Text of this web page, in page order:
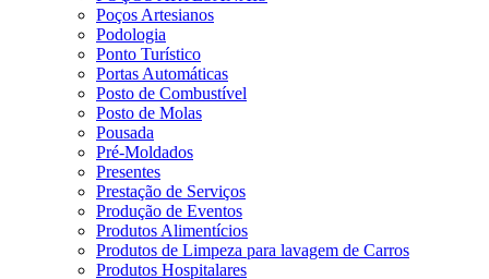
Poços Artesianos
Podologia
Ponto Turístico
Portas Automáticas
Posto de Combustível
Posto de Molas
Pousada
Pré-Moldados
Presentes
Prestação de Serviços
Produção de Eventos
Produtos Alimentícios
Produtos de Limpeza para lavagem de Carros
Produtos Hospitalares